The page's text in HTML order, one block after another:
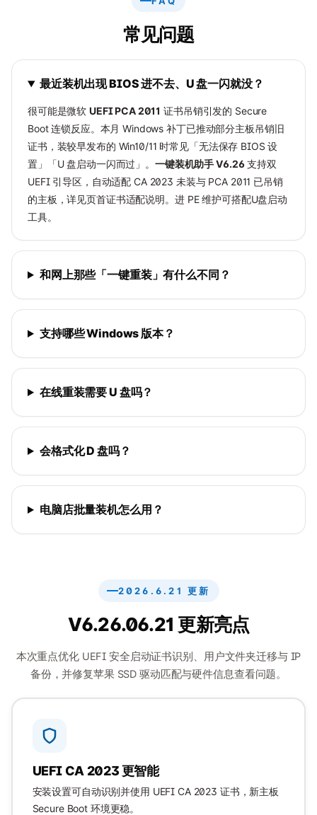
常见问题
最近装机出现 BIOS 进不去、U 盘一闪就没？
很可能是微软UEFI PCA 2011 证书吊销引发的 Secure
Boot 连锁反应。本月 Windows 补丁已推动部分主板吊销旧
证书，装较早发布的 Win10/11 时常见「无法保存 BIOS 设
置」「U 盘启动一闪而过」。一键装机助手 V6.26支持双
UEFI 引导区，自动适配 CA 2023 未装与 PCA 2011 已吊销
的主板，详见页首证书适配说明。进 PE 维护可搭配U盘启动
工具。
和网上那些「一键重装」有什么不同？
支持哪些 Windows 版本？
在线重装需要 U 盘吗？
会格式化 D 盘吗？
电脑店批量装机怎么用？
2026.6.21 更新
V6.26.06.21 更新亮点
本次重点优化 UEFI 安全启动证书识别、用户文件夹迁移与 IP
备份，并修复苹果 SSD 驱动匹配与硬件信息查看问题。
UEFI CA 2023 更智能
安装设置可自动识别并使用 UEFI CA 2023 证书，新主板
Secure Boot 环境更稳。